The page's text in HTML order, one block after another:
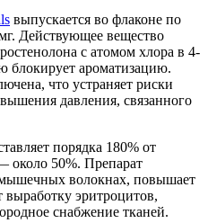
выпускается во флаконе по
Действующее вещество
с атомом хлора в 4-
блокирует ароматизацию.
что устраняет риски
давления, связанного
порядка 180% от
около 50%. Препарат
волокнах, повышает
выработку эритроцитов,
снабжение тканей.